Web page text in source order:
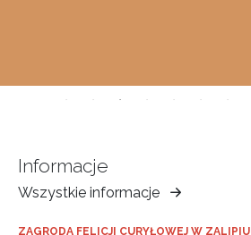
Informacje
Wszystkie informacje
Muzeum
Ziemi
ZAGRODA FELICJI CURYŁOWEJ W ZALIPIU